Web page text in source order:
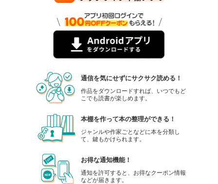
通信を気にせずにサクサク読める！
作品をダウンロードすれば、いつでもど
こでも読書が楽しめます。
本棚を作って本の整理ができる！
ジャンルや作家ごとなどに本を分類し
て、鍵もかけられます。
お得な通知機能！
通知を許可すると、お得なクーポン情報
などが届きます。